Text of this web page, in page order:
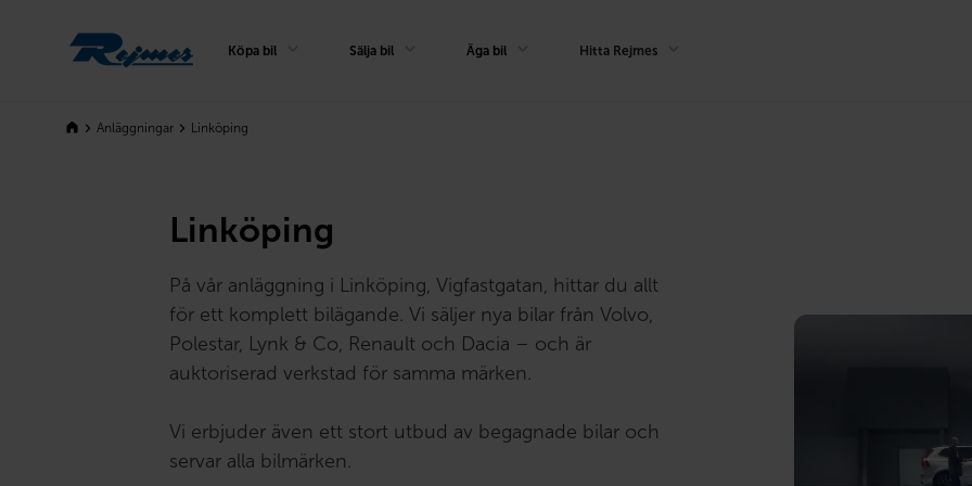
Köpa bil Sälja bil Äga bil Hitta Rejmes
Anläggningar Linköping
Linköping
På vår anläggning i Linköping, Vigfastgatan, hittar du allt
för ett komplett bilägande. Vi säljer nya bilar från Volvo,
Polestar, Lynk & Co, Renault och Dacia – och är
auktoriserad verkstad för samma märken.
Vi erbjuder även ett stort utbud av begagnade bilar och
servar alla bilmärken.